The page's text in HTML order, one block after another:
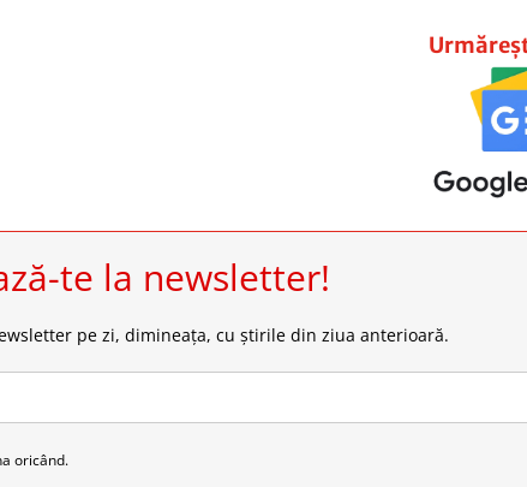
te la newsletter!
pe zi, dimineața, cu știrile din ziua anterioară.
oricând.